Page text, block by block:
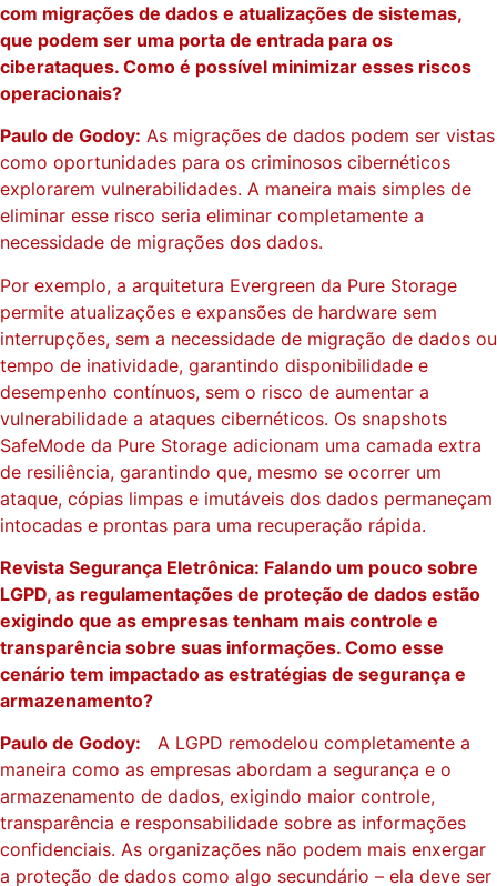
com migrações de dados e atualizações de sistemas,
que podem ser uma porta de entrada para os
ciberataques. Como é possível minimizar esses riscos
operacionais?
Paulo de Godoy: As migrações de dados podem ser vistas
como oportunidades para os criminosos cibernéticos
explorarem vulnerabilidades. A maneira mais simples de
eliminar esse risco seria eliminar completamente a
necessidade de migrações dos dados.
Por exemplo, a arquitetura Evergreen da Pure Storage
permite atualizações e expansões de hardware sem
interrupções, sem a necessidade de migração de dados ou
tempo de inatividade, garantindo disponibilidade e
desempenho contínuos, sem o risco de aumentar a
vulnerabilidade a ataques cibernéticos. Os snapshots
SafeMode da Pure Storage adicionam uma camada extra
de resiliência, garantindo que, mesmo se ocorrer um
ataque, cópias limpas e imutáveis ​​dos dados permaneçam
intocadas e prontas para uma recuperação rápida.
Revista Segurança Eletrônica: Falando um pouco sobre
LGPD, as regulamentações de proteção de dados estão
exigindo que as empresas tenham mais controle e
transparência sobre suas informações. Como esse
cenário tem impactado as estratégias de segurança e
armazenamento?
Paulo de Godoy: A LGPD remodelou completamente a
maneira como as empresas abordam a segurança e o
armazenamento de dados, exigindo maior controle,
transparência e responsabilidade sobre as informações
confidenciais. As organizações não podem mais enxergar
a proteção de dados como algo secundário – ela deve ser